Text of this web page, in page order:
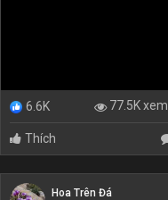
6.6K 77.5K xem
Thích
Hoa Trên Đá